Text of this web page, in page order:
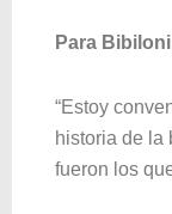
Para
“Estoy
historia de la
fueron los